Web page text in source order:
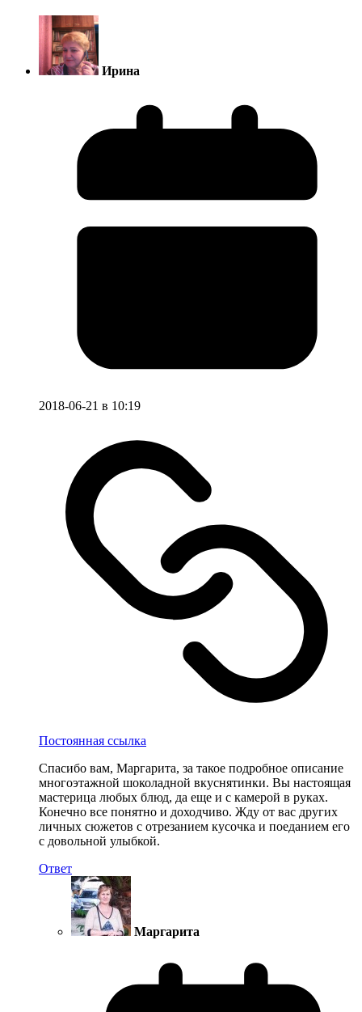
Ирина
2018-06-21 в 10:19
Постоянная ссылка
Спасибо вам, Маргарита, за такое подробное описание
многоэтажной шоколадной вкуснятинки. Вы настоящая
мастерица любых блюд, да еще и с камерой в руках.
Конечно все понятно и доходчиво. Жду от вас других
личных сюжетов с отрезанием кусочка и поеданием его
с довольной улыбкой.
Ответ
Маргарита